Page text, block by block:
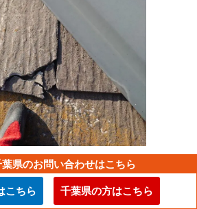
まいのお客様から、屋根の傷みが気
度しっかり見てほしい、というご相
。築年数が経ってきて、最近ご近所
ていることから、ご自宅の状態も心
県のお問い合わせはこちら
こちら 千葉県の方はこちら